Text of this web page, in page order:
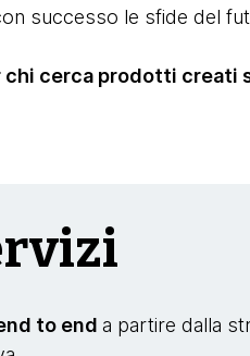
successo le sfide del
cerca prodotti creati
to end a partire dalla